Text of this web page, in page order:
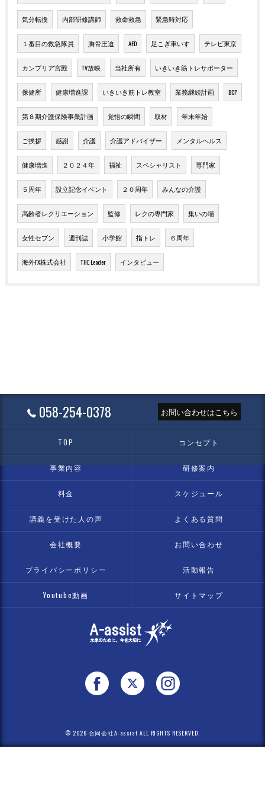
気分転換 内部研修講師 救命救急 緊急時対応
１番目の救急隊員 胸骨圧迫 AED 足こぎ車いす テレビ東京
カンブリア宮殿 TV放映 当社所有 いきいき筋トレサポーター
保健所 健康増進課 いきいき筋トレ教室 業務継続計画 BCP
第８期介護保険事業計画 覚悟の瞬間 取材 年末年始
ご挨拶 感謝 介護 介護アドバイザー メンタルヘルス
健康増進 ２０２４年 福祉 スペシャリスト 専門家
５周年 設立記念イベント ２０周年 みんなの介護
高齢者レクリエーション 監修 レクの専門家 集いの場
女性セブン 週刊誌 小学館 指トレ ６周年
海外FX株式会社 THE Leader インタビュー
058-254-0378 お問い合わせはこちら
TOP コンセプト
事業内容 研修案内
料金 スケジュール
講義を受けた人の声 よくある質問
会社概要 お問い合わせ
プライバシーポリシー 活動報告
Youtube動画 サイトマップ
© 2026 合同会社A-assist ALL RIGHTS RESERVED.